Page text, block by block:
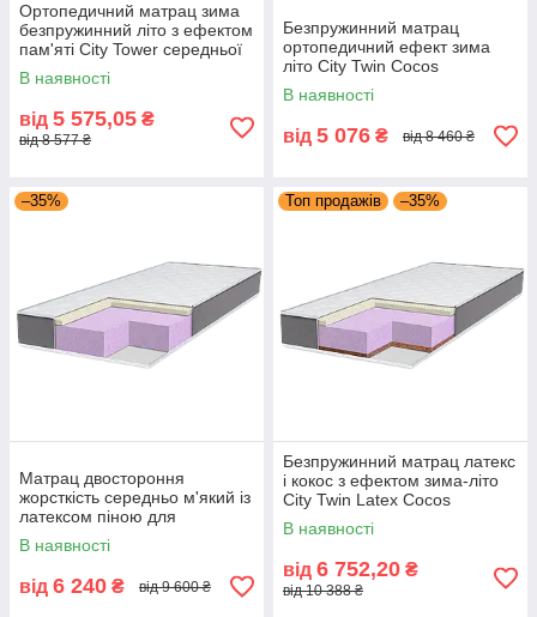
Ортопедичний матрац зима
безпружинний літо з ефектом
пам'яті City Tower середньої
жорсткості Eurosleep
В наявності
від 5 575,05 ₴
від 8 577 ₴
Безпружинний матрац
ортопедичний ефект зима
літо City Twin Cocos
Eurosleep середнього
ступеня жорсткості
В наявності
від 5 076 ₴ від 8 460 ₴
–35%
Матрац двостороння
жорсткість середньо м'який із
латексом піною для
щоденного сну City Twin
Latex Eurosleep
В наявності
від 6 240 ₴ від 9 600 ₴
Топ продажів –35%
Безпружинний матрац латекс
і кокос з ефектом зима-літо
City Twin Latex Cocos
середньо-жорсткий 18 см
Eurosleep
В наявності
від 6 752,20 ₴
від 10 388 ₴